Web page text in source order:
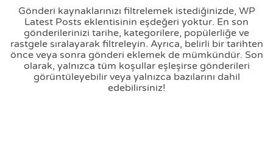
Gönderi kaynaklarınızı filtrelemek istediğinizde, WP
Latest Posts eklentisinin eşdeğeri yoktur. En son
gönderilerinizi tarihe, kategorilere, popülerliğe ve
rastgele sıralayarak filtreleyin. Ayrıca, belirli bir tarihten
önce veya sonra gönderi eklemek de mümkündür. Son
olarak, yalnızca tüm koşullar eşleşirse gönderileri
görüntüleyebilir veya yalnızca bazılarını dahil
edebilirsiniz!